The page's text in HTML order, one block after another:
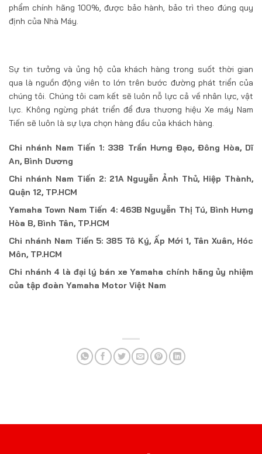
phẩm chính hãng 100%, được bảo hành, bảo trì theo đúng quy
định của Nhà Máy.
Sự tin tưởng và ủng hộ của khách hàng trong suốt thời gian
qua là nguồn động viên to lớn trên bước đường phát triển của
chúng tôi. Chúng tôi cam kết sẽ luôn nỗ lực cả về nhân lực, vật
lực. Không ngừng phát triển để đưa thương hiệu Xe máy Nam
Tiến sẽ luôn là sự lựa chọn hàng đầu của khách hàng.
Chi nhánh Nam Tiến 1: 338 Trần Hưng Đạo, Đông Hòa, Dĩ
An, Bình Dương
Chi nhánh Nam Tiến 2: 21A Nguyễn Ảnh Thủ, Hiệp Thành,
Quận 12, TP.HCM
Yamaha Town Nam Tiến 4: 463B Nguyễn Thị Tú, Bình Hưng
Hòa B, Bình Tân, TP.HCM
Chi nhánh Nam Tiến 5: 385 Tô Ký, Ấp Mới 1, Tân Xuân, Hóc
Môn, TP.HCM
Chi nhánh 4 là đại lý bán xe Yamaha chính hãng ủy nhiệm
của tập đoàn Yamaha Motor Việt Nam